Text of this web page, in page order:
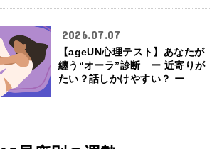
2026.07.07
【ageUN心理テスト】あなたが
纏う“オーラ”診断 ー 近寄りが
たい？話しかけやすい？ ー